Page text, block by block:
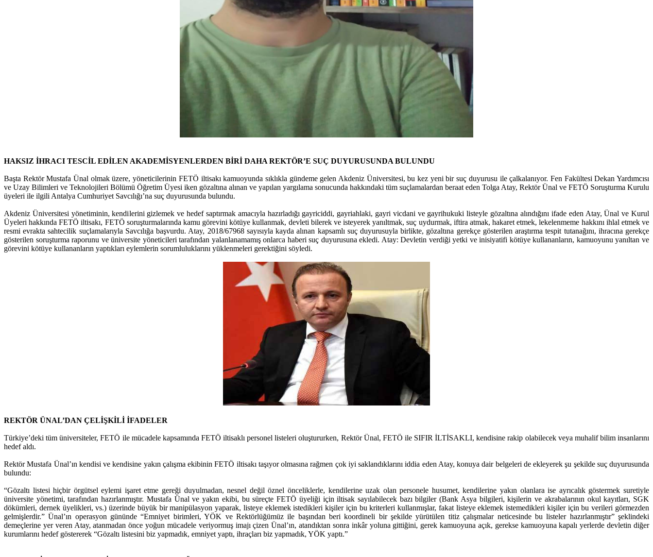
HAKSIZ İHRACI TESCİL EDİLEN AKADEMİSYENLERDEN BİRİ DAHA REKTÖR’E SUÇ DUYURUSUNDA BULUNDU
Başta Rektör Mustafa Ünal olmak üzere, yöneticilerinin FETÖ iltisakı kamuoyunda sıklıkla gündeme gelen Akdeniz Üniversitesi, bu kez yeni bir suç duyurusu ile çalkalanıyor. Fen Fakültesi Dekan Yardımcısı
ve Uzay Bilimleri ve Teknolojileri Bölümü Öğretim Üyesi iken gözaltına alınan ve yapılan yargılama sonucunda hakkındaki tüm suçlamalardan beraat eden Tolga Atay, Rektör Ünal ve FETÖ Soruşturma Kurulu
üyeleri ile ilgili Antalya Cumhuriyet Savcılığı’na suç duyurusunda bulundu.
Akdeniz Üniversitesi yönetiminin, kendilerini gizlemek ve hedef saptırmak amacıyla hazırladığı gayriciddi, gayriahlaki, gayri vicdani ve gayrihukuki listeyle gözaltına alındığını ifade eden Atay, Ünal ve Kurul
Üyeleri hakkında FETÖ iltisakı, FETÖ soruşturmalarında kamu görevini kötüye kullanmak, devleti bilerek ve isteyerek yanıltmak, suç uydurmak, iftira atmak, hakaret etmek, lekelenmeme hakkını ihlal etmek ve
resmi evrakta sahtecilik suçlamalarıyla Savcılığa başvurdu. Atay, 2018/67968 sayısıyla kayda alınan kapsamlı suç duyurusuyla birlikte, gözaltına gerekçe gösterilen araştırma tespit tutanağını, ihracına gerekçe
gösterilen soruşturma raporunu ve üniversite yöneticileri tarafından yalanlanamamış onlarca haberi suç duyurusuna ekledi. Atay: Devletin verdiği yetki ve inisiyatifi kötüye kullananların, kamuoyunu yanıltan ve
görevini kötüye kullananların yaptıkları eylemlerin sorumluluklarını yüklenmeleri gerektiğini söyledi.
REKTÖR ÜNAL’DAN ÇELİŞKİLİ İFADELER
Türkiye’deki tüm üniversiteler, FETÖ ile mücadele kapsamında FETÖ iltisaklı personel listeleri oluştururken, Rektör Ünal, FETÖ ile SIFIR İLTİSAKLI, kendisine rakip olabilecek veya muhalif bilim insanlarını
hedef aldı.
Rektör Mustafa Ünal’ın kendisi ve kendisine yakın çalışma ekibinin FETÖ iltisakı taşıyor olmasına rağmen çok iyi saklandıklarını iddia eden Atay, konuya dair belgeleri de ekleyerek şu şekilde suç duyurusunda
bulundu:
“Gözaltı listesi hiçbir örgütsel eylemi işaret etme gereği duyulmadan, nesnel değil öznel önceliklerle, kendilerine uzak olan personele husumet, kendilerine yakın olanlara ise ayrıcalık göstermek suretiyle
üniversite yönetimi, tarafından hazırlanmıştır. Mustafa Ünal ve yakın ekibi, bu süreçte FETÖ üyeliği için iltisak sayılabilecek bazı bilgiler (Bank Asya bilgileri, kişilerin ve akrabalarının okul kayıtları, SGK
dökümleri, dernek üyelikleri, vs.) üzerinde büyük bir manipülasyon yaparak, listeye eklemek istedikleri kişiler için bu kriterleri kullanmışlar, fakat listeye eklemek istemedikleri kişiler için bu verileri görmezden
gelmişlerdir.” Ünal’ın operasyon gününde “Emniyet birimleri, YÖK ve Rektörlüğümüz ile başından beri koordineli bir şekilde yürütülen titiz çalışmalar neticesinde bu listeler hazırlanmıştır” şeklindeki
demeçlerine yer veren Atay, atanmadan önce yoğun mücadele veriyormuş imajı çizen Ünal’ın, atandıktan sonra inkâr yoluna gittiğini, gerek kamuoyuna açık, gerekse kamuoyuna kapalı yerlerde devletin diğer
kurumlarını hedef göstererek “Gözaltı listesini biz yapmadık, emniyet yaptı, ihraçları biz yapmadık, YÖK yaptı.”